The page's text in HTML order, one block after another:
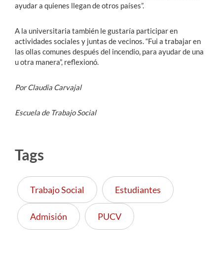
ayudar a quienes llegan de otros países”.
A la universitaria también le gustaría participar en
actividades sociales y juntas de vecinos. “Fui a trabajar en
las ollas comunes después del incendio, para ayudar de una
u otra manera”, reflexionó.
Por Claudia Carvajal
Escuela de Trabajo Social
Tags
Trabajo Social Estudiantes
Admisión PUCV